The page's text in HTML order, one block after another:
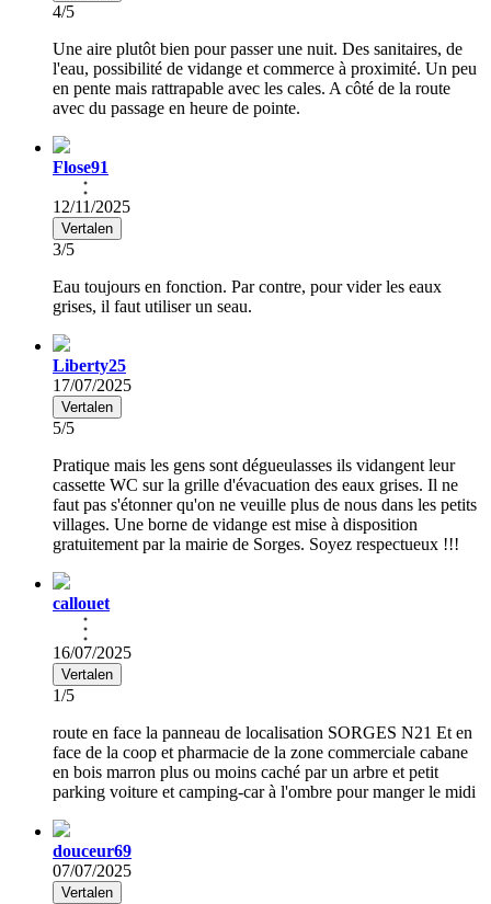
4/5
Une aire plutôt bien pour passer une nuit. Des sanitaires, de
l'eau, possibilité de vidange et commerce à proximité. Un peu
en pente mais rattrapable avec les cales. A côté de la route
avec du passage en heure de pointe.
Flose91
12/11/2025
Vertalen
3/5
Eau toujours en fonction. Par contre, pour vider les eaux
grises, il faut utiliser un seau.
Liberty25
17/07/2025
Vertalen
5/5
Pratique mais les gens sont dégueulasses ils vidangent leur
cassette WC sur la grille d'évacuation des eaux grises. Il ne
faut pas s'étonner qu'on ne veuille plus de nous dans les petits
villages. Une borne de vidange est mise à disposition
gratuitement par la mairie de Sorges. Soyez respectueux !!!
callouet
16/07/2025
Vertalen
1/5
route en face la panneau de localisation SORGES N21 Et en
face de la coop et pharmacie de la zone commerciale cabane
en bois marron plus ou moins caché par un arbre et petit
parking voiture et camping-car à l'ombre pour manger le midi
douceur69
07/07/2025
Vertalen